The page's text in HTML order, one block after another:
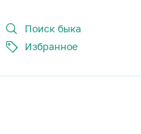
Поиск быка
Избранное